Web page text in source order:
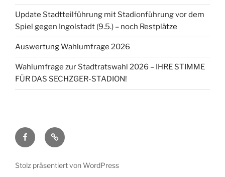
Update Stadtteilführung mit Stadionführung vor dem
Spiel gegen Ingolstadt (9.5.) – noch Restplätze
Auswertung Wahlumfrage 2026
Wahlumfrage zur Stadtratswahl 2026 – IHRE STIMME
FÜR DAS SECHZGER-STADION!
FacebookTSV
1860
Stolz präsentiert von WordPress